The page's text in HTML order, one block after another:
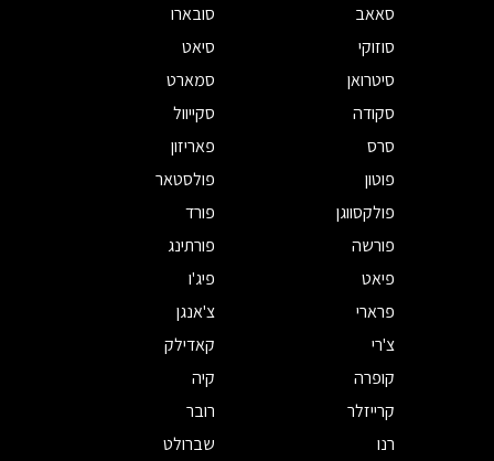
סאאב
סובארו
סוזוקי
סיאט
סיטרואן
סמארט
סקודה
סקייוול
סרס
פאריזון
פוטון
פולסטאר
פולקסווגן
פורד
פורשה
פורתינג
פיאט
פיג'ו
פרארי
צ'אנגן
צ'רי
קאדילק
קופרה
קיה
קרייזלר
רובר
רנו
שברולט